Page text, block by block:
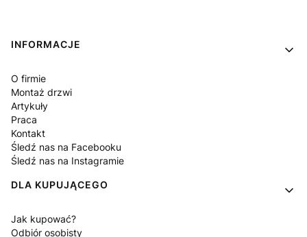
Linki w stopce
INFORMACJE
O firmie
Montaż drzwi
Artykuły
Praca
Kontakt
Śledź nas na Facebooku
Śledź nas na Instagramie
DLA KUPUJĄCEGO
Jak kupować?
Odbiór osobisty